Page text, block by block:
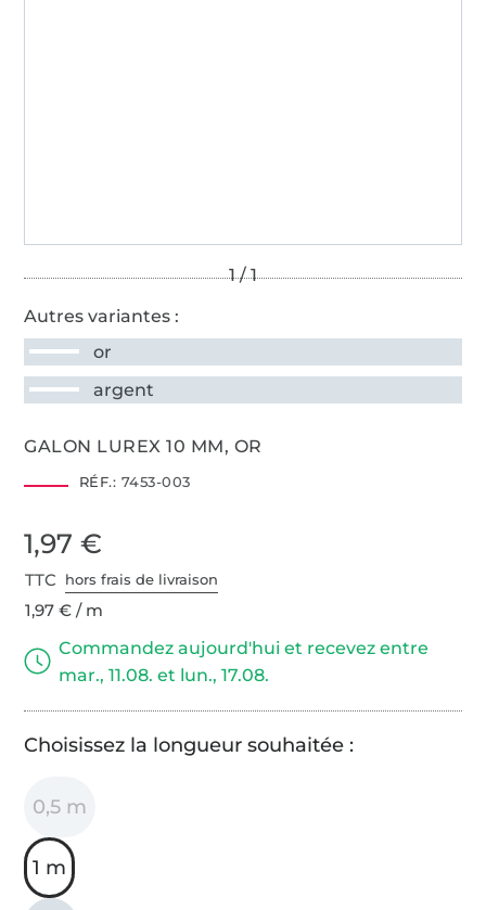
Autres variantes :
or
argent
GALON LUREX 10 MM, OR
RÉF.: 7453-003
1,97 €
TTC hors frais de livraison
1,97 € / m
Commandez aujourd'hui et recevez entre
mar., 11.08. et lun., 17.08.
Choisissez la longueur souhaitée :
0,5 m
1 m